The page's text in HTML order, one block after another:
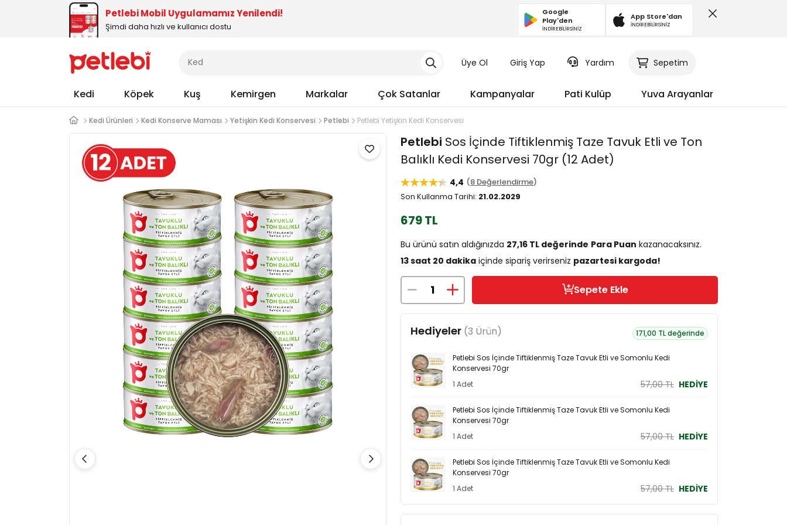
Petlebi Mobil Uygulamamız Yenilendi!
Şimdi daha hızlı ve kullanıcı dostu
Google
Play'den
İNDİREBİLİRSİNİZ
App Store'dan
İNDİREBİLİRSİNİZ
Üye Ol Giriş Yap Yardım Sepetim
Kedi Köpek Kuş Kemirgen Markalar Çok Satanlar Kampanyalar Pati Kulüp Yuva Arayanlar
Kedi Ürünleri Kedi Konserve Maması Yetişkin Kedi Konservesi Petlebi Petlebi Yetişkin Kedi Konservesi
Petlebi Sos İçinde Tiftiklenmiş Taze Tavuk Etli ve Ton
Balıklı Kedi Konservesi 70gr (12 Adet)
4,4
8 Değerlendirme
Son Kullanma Tarihi: 21.02.2029
679 TL
Bu ürünü satın aldığınızda 27,16 TL değerinde Para Puan kazanacaksınız.
13 saat 20 dakika içinde sipariş verirseniz pazartesi kargoda!
Sepete Ekle
Hediyeler (3 Ürün) 171,00 TL değerinde
Petlebi Sos İçinde Tiftiklenmiş Taze Tavuk Etli ve Somonlu Kedi
Konservesi 70gr
1 Adet
57,00 TL HEDİYE
Petlebi Sos İçinde Tiftiklenmiş Taze Tavuk Etli ve Somonlu Kedi
Konservesi 70gr
1 Adet
57,00 TL HEDİYE
Petlebi Sos İçinde Tiftiklenmiş Taze Tavuk Etli ve Somonlu Kedi
Konservesi 70gr
1 Adet
57,00 TL HEDİYE